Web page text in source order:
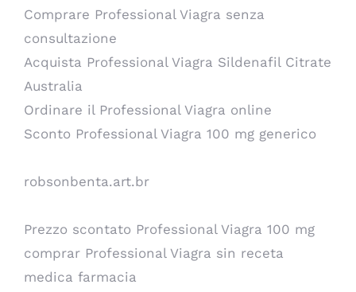
Comprare Professional Viagra senza
consultazione
Acquista Professional Viagra Sildenafil Citrate
Australia
Ordinare il Professional Viagra online
Sconto Professional Viagra 100 mg generico
robsonbenta.art.br
Prezzo scontato Professional Viagra 100 mg
comprar Professional Viagra sin receta
medica farmacia